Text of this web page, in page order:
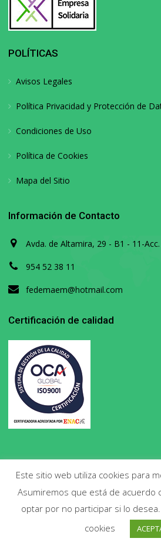
POLÍTICAS
Avisos Legales
Política Privacidad y Protección de
Condiciones de Uso
Política de Cookies
Mapa del Sitio
Información de Contacto
Avda. de Altamira, 29 - B1 - 11-
954 52 38 11
fedemaem@hotmail.com
Certificación de calidad
Copyright 2020. Todos los
Este sitio web utiliza cookies para
Asumiremos que está de acuerdo
optar por no participar si lo desea.
cookies